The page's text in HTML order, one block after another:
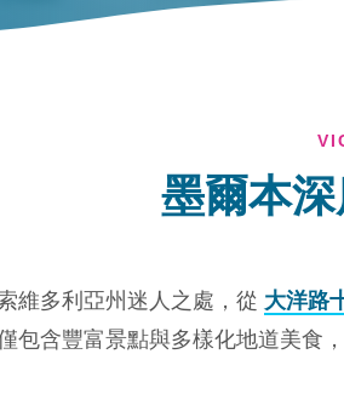
墨爾本
維多利亞州迷人之處，從 大洋路
包含豐富景點與多樣化地道美食